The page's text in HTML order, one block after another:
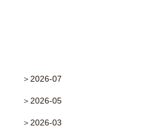
＞2026-07
＞2026-05
＞2026-03